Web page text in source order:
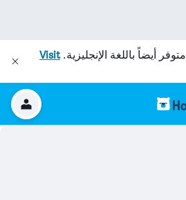
متوفر أيضاً باللغة الإنجليزية.Visit